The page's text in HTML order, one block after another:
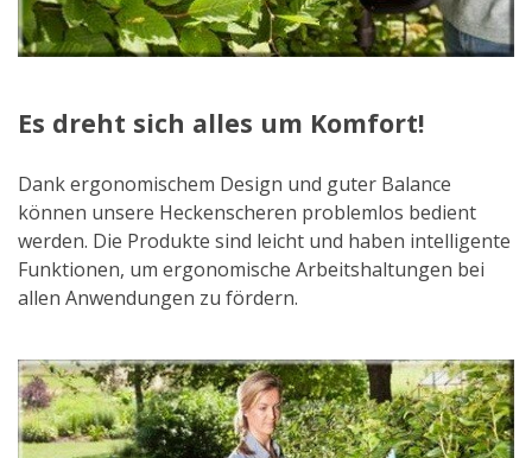
Es dreht sich alles um Komfort!
Dank ergonomischem Design und guter Balance
können unsere Heckenscheren problemlos bedient
werden. Die Produkte sind leicht und haben intelligente
Funktionen, um ergonomische Arbeitshaltungen bei
allen Anwendungen zu fördern.